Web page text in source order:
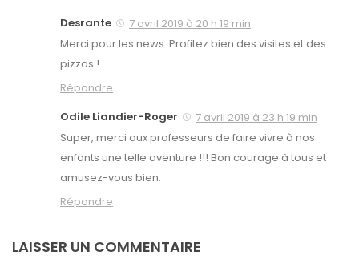
Desrante
7 avril 2019 à 20 h 19 min
Merci pour les news. Profitez bien des visites et des
pizzas !
Répondre
Odile Liandier-Roger
7 avril 2019 à 23 h 19 min
Super, merci aux professeurs de faire vivre à nos
enfants une telle aventure !!! Bon courage à tous et
amusez-vous bien.
Répondre
LAISSER UN COMMENTAIRE